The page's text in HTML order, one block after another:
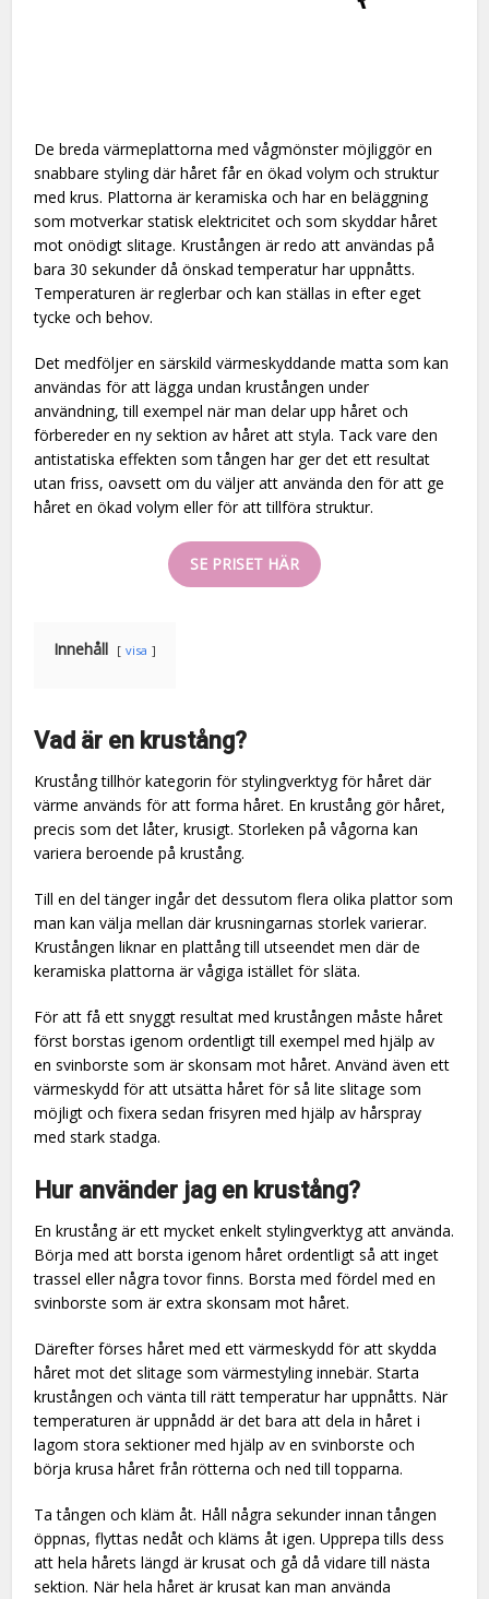
De breda värmeplattorna med vågmönster möjliggör en
snabbare styling där håret får en ökad volym och struktur
med krus. Plattorna är keramiska och har en beläggning
som motverkar statisk elektricitet och som skyddar håret
mot onödigt slitage. Krustången är redo att användas på
bara 30 sekunder då önskad temperatur har uppnåtts.
Temperaturen är reglerbar och kan ställas in efter eget
tycke och behov.
Det medföljer en särskild värmeskyddande matta som kan
användas för att lägga undan krustången under
användning, till exempel när man delar upp håret och
förbereder en ny sektion av håret att styla. Tack vare den
antistatiska effekten som tången har ger det ett resultat
utan friss, oavsett om du väljer att använda den för att ge
håret en ökad volym eller för att tillföra struktur.
SE PRISET HÄR
Innehåll visa
Vad är en krustång?
Krustång tillhör kategorin för stylingverktyg för håret där
värme används för att forma håret. En krustång gör håret,
precis som det låter, krusigt. Storleken på vågorna kan
variera beroende på krustång.
Till en del tänger ingår det dessutom flera olika plattor som
man kan välja mellan där krusningarnas storlek varierar.
Krustången liknar en plattång till utseendet men där de
keramiska plattorna är vågiga istället för släta.
För att få ett snyggt resultat med krustången måste håret
först borstas igenom ordentligt till exempel med hjälp av
en svinborste som är skonsam mot håret. Använd även ett
värmeskydd för att utsätta håret för så lite slitage som
möjligt och fixera sedan frisyren med hjälp av hårspray
med stark stadga.
Hur använder jag en krustång?
En krustång är ett mycket enkelt stylingverktyg att använda.
Börja med att borsta igenom håret ordentligt så att inget
trassel eller några tovor finns. Borsta med fördel med en
svinborste som är extra skonsam mot håret.
Därefter förses håret med ett värmeskydd för att skydda
håret mot det slitage som värmestyling innebär. Starta
krustången och vänta till rätt temperatur har uppnåtts. När
temperaturen är uppnådd är det bara att dela in håret i
lagom stora sektioner med hjälp av en svinborste och
börja krusa håret från rötterna och ned till topparna.
Ta tången och kläm åt. Håll några sekunder innan tången
öppnas, flyttas nedåt och kläms åt igen. Upprepa tills dess
att hela hårets längd är krusat och gå då vidare till nästa
sektion. När hela håret är krusat kan man använda